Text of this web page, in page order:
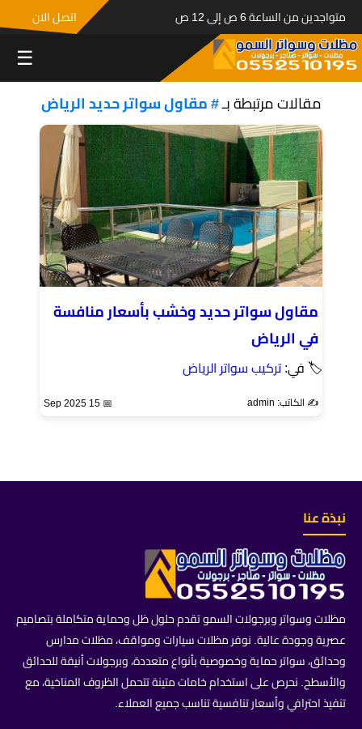
متواجدين من الساعة 6 ص إلى 12 ص اتصل الان
☰
مقالات مرتبطة بـ# مقاول سواتر حديد الرياض
مقاول سواتر حديد وخشب بأسعار منافسة
في الرياض
🏷 في:تركيب سواتر الرياض
✍️ الكاتب: admin 📅 15 Sep 2025
نبذة عنا
مظلات وسواتر وبرجولات السمو تقدم حلول ظل وحماية متكاملة بتصاميم
عصرية وجودة عالية. نوفر مظلات سيارات ومواقف، مظلات مدارس
وحدائق، سواتر حماية وخصوصية بأنواع متعددة، وبرجولات أنيقة للحدائق
والأسطح. نحرص على استخدام خامات متينة تتحمل الظروف المناخية، مع
تنفيذ احترافي وأسعار تنافسية تناسب جميع العملاء.